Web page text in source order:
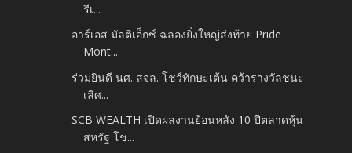
รีเ...
อาร์เอส มัลติเอ็กซ์ ฉลองยิ่งใหญ่ส่งท้าย Pride
Mont...
ร่วมยินดี นศ. สจล. โชว์ทักษะเต้น คว้ารางวัลชนะ
เลิศ...
SCB WEALTH เปิดผลงานย้อนหลัง 10 ปีตลาดหุ้น
สหรัฐ โช...